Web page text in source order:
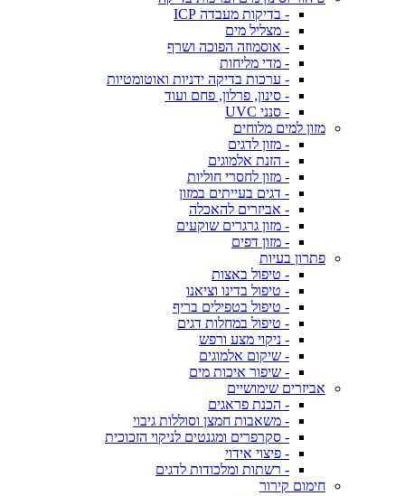
- בדיקות מעבדה ICP
- מצליל מים
- אוסמוזה הפוכה ושרף
- מדי מליחות
- ערכות בדיקה ידניות ואוטומטיות
- סינון, פרלון, פחם ועוד
- סנני UVC
מזון למים מלוחים
- מזון לדגים
- הזנת אלמוגים
- מזון לחסרי חוליות
- דגים בעייתים במזון
- אביזרים להאכלה
- מזון גרגרים שוקעים
- מזון דפים
פתרון בעיות
- טיפול באצות
- טיפול בדינו וציאנו
- טיפול בטפילים בריף
- טיפול במחלות דגים
- ניקוי מצע ורפש
- שיקום אלמוגים
- שיפור איכות מים
אביזרים שימושיים
- הכנת פראגים
- משאבות חמצן וסוללות גיבוי
- סקרפרים ומגנטים לניקוי הזכוכית
- פיצוי אידוי
- רשתות ומלכודות לדגים
חימום קירור